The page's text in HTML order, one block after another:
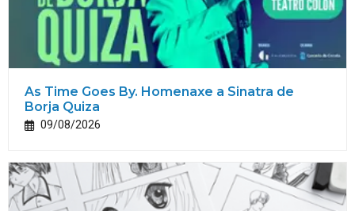
As Time Goes By. Homenaxe a Sinatra de
Borja Quiza
09/08/2026